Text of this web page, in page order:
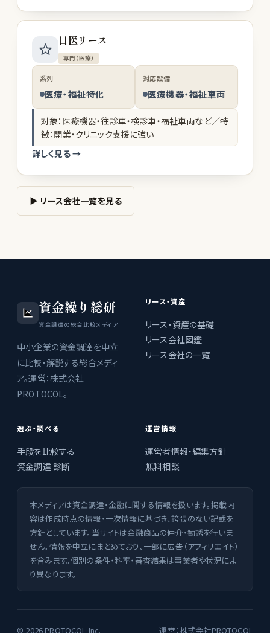
日医リース
専門（医療）
系列
医療・福祉特化
対応設備
医療機器・福祉車両
対象：医療機器・往診車・検診車・福祉車両など／特
徴：開業・クリニック支援に強い
詳しく見る →
▶ リース会社一覧を見る
資金繰り総研
資金調達の総合比較メディア
中小企業の資金調達を中立
に比較・解説する総合メディ
ア。運営：株式会社
PROTOCOL。
リース・資産
リース・資産の基礎
リース会社図鑑
リース会社の一覧
選ぶ・調べる
手段を比較する
資金調達 診断
運営情報
運営者情報・編集方針
無料相談
本メディアは資金調達・金融に関する情報を扱います。掲載内
容は作成時点の情報・一次情報に基づき、誇張のない記載を
方針としています。当サイトは金融商品の仲介・勧誘を行いま
せん。情報を中立にまとめており、一部に広告（アフィリエイト）
を含みます。個別の条件・料率・審査結果は事業者や状況によ
り異なります。
© 2026 PROTOCOL Inc. 運営：株式会社PROTOCOL